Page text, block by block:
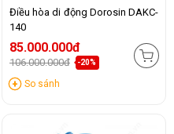
Điều hòa di động Dorosin DAKC-
140
85.000.000đ
106.000.000đ -20%
So sánh